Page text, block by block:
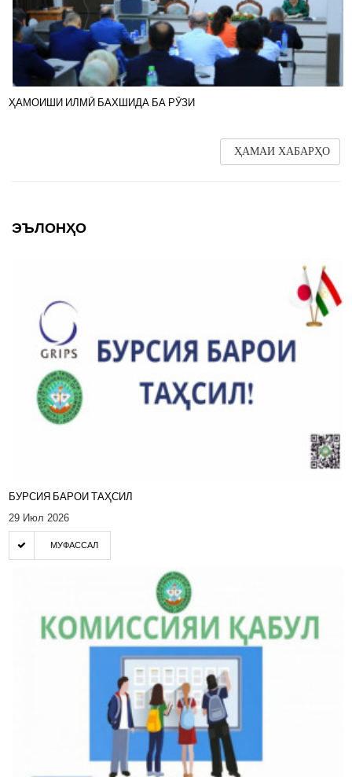
ҲАМОИШИ ИЛМӢ БАХШИДА БА РӮЗИ
ҲАМАИ ХАБАРҲО
ЭЪЛОНҲО
БУРСИЯ БАРОИ ТАҲСИЛ
29 Июл 2026
МУФАССАЛ